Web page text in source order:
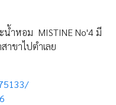
น้ำหอม MISTINE No'4 มี
าขาไปตำเลย